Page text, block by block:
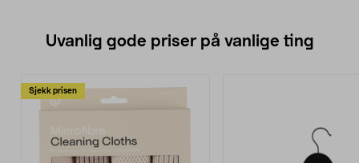
Uvanlig gode priser på vanlige ting
Sjekk prisen